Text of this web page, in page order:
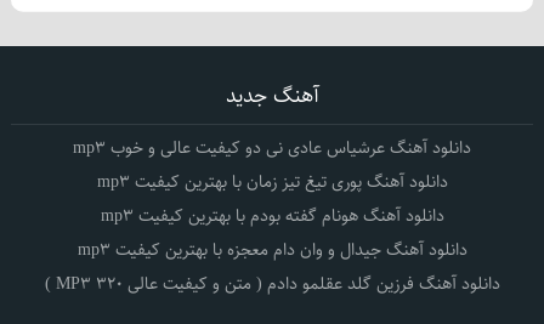
آهنگ جدید
دانلود آهنگ عرشیاس عادی نی دو کیفیت عالی و خوب mp3
دانلود آهنگ پوری تیغ تیز زمان با بهترین کیفیت mp3
دانلود آهنگ هونام گفته بودم با بهترین کیفیت mp3
دانلود آهنگ جیدال و وان دام معجزه با بهترین کیفیت mp3
دانلود آهنگ فرزین گلد عقلمو دادم ( متن و کیفیت عالی 320 MP3 )